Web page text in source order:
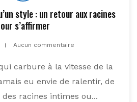
style : un retour aux racines
s’affirmer
Aucun commentaire
carbure à la vitesse de la
eu envie de ralentir, de
racines intimes ou...